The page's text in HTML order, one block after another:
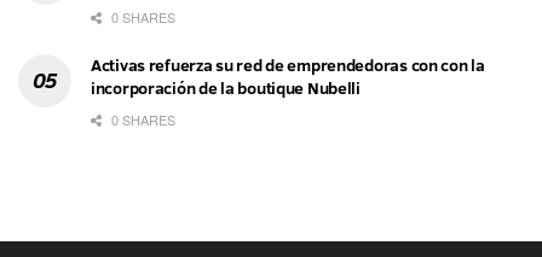
0 SHARES
Activas refuerza su red de emprendedoras con con la
incorporación de la boutique Nubelli
0 SHARES